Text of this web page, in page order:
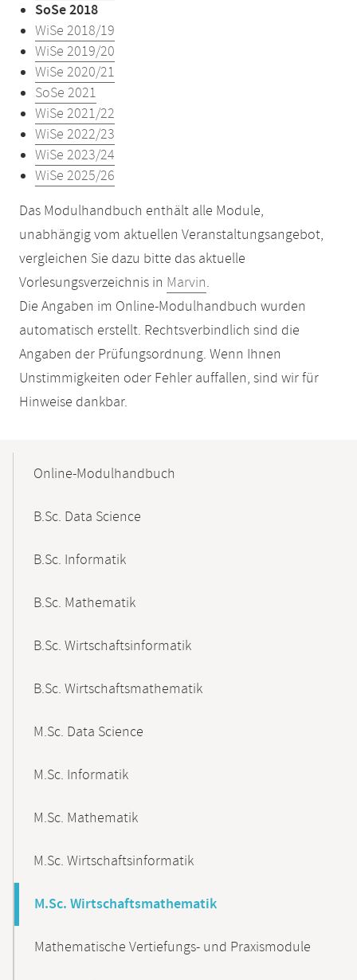
SoSe 2018
WiSe 2018/19
WiSe 2019/20
WiSe 2020/21
SoSe 2021
WiSe 2021/22
WiSe 2022/23
WiSe 2023/24
WiSe 2025/26
Das Modulhandbuch enthält alle Module,
unabhängig vom aktuellen Veranstaltungsangebot,
vergleichen Sie dazu bitte das aktuelle
Vorlesungsverzeichnis in Marvin.
Die Angaben im Online-Modulhandbuch wurden
automatisch erstellt. Rechtsverbindlich sind die
Angaben der Prüfungsordnung. Wenn Ihnen
Unstimmigkeiten oder Fehler auffallen, sind wir für
Hinweise dankbar.
NavigationOnline-Modulhandbuch
B.Sc. Data Science
B.Sc. Informatik
B.Sc. Mathematik
B.Sc. Wirtschaftsinformatik
B.Sc. Wirtschaftsmathematik
M.Sc. Data Science
M.Sc. Informatik
M.Sc. Mathematik
M.Sc. Wirtschaftsinformatik
M.Sc. Wirtschaftsmathematik
Mathematische Vertiefungs- und Praxismodule